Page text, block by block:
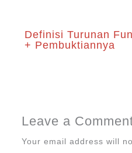
Definisi Turunan
+ Pembuktiannya
Leave a
Your email address will